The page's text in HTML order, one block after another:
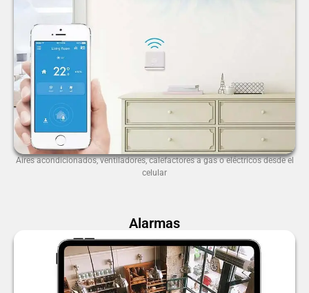
Aires acondicionados, ventiladores, calefactores a gas o eléctricos desde el
celular
Alarmas